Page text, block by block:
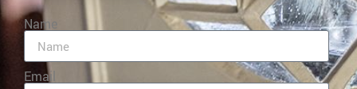
Name
Email